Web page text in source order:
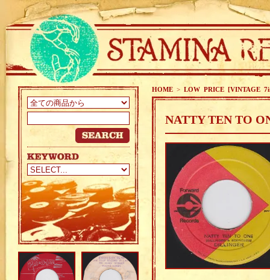
HOME > LOW PRICE [VINTAGE
NATTY TEN TO